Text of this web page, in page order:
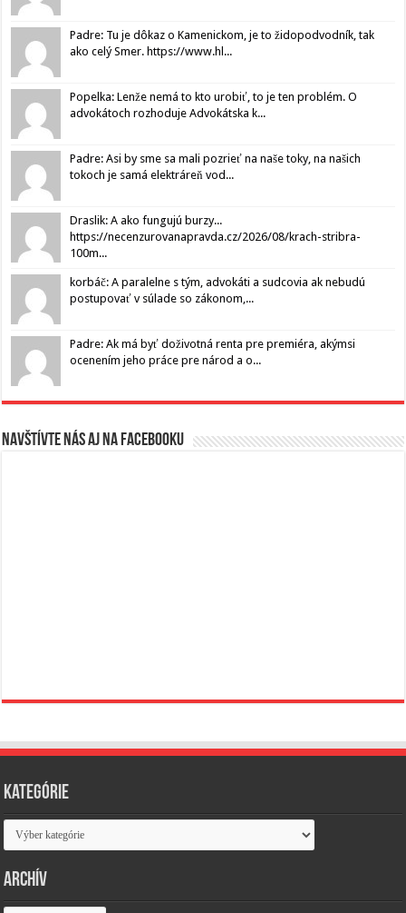
Padre: Tu je dôkaz o Kamenickom, je to židopodvodník, tak
ako celý Smer. https://www.hl...
Popelka: Lenže nemá to kto urobiť, to je ten problém. O
advokátoch rozhoduje Advokátska k...
Padre: Asi by sme sa mali pozrieť na naše toky, na našich
tokoch je samá elektráreň vod...
Draslik: A ako fungujú burzy...
https://necenzurovanapravda.cz/2026/08/krach-stribra-
100m...
korbáč: A paralelne s tým, advokáti a sudcovia ak nebudú
postupovať v súlade so zákonom,...
Padre: Ak má byť doživotná renta pre premiéra, akýmsi
ocenením jeho práce pre národ a o...
Navštívte nás aj na Facebooku
Kategórie
Kategórie
Archív